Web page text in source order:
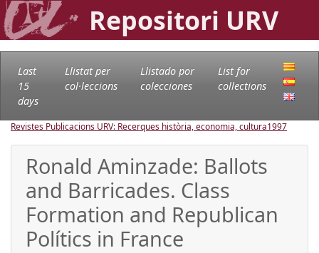
Repositori URV
Last
15
days
Llistat per
col·leccions
Llistado por
colecciones
List for
collections
Revistes Publicacions URV: Recerques història, economia, cultura1997
Ronald Aminzade: Ballots
and Barricades. Class
Formation and Republican
Polítics in France